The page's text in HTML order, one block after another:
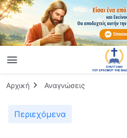
Αρχική Αναγνώσεις
Περιεχόμενα